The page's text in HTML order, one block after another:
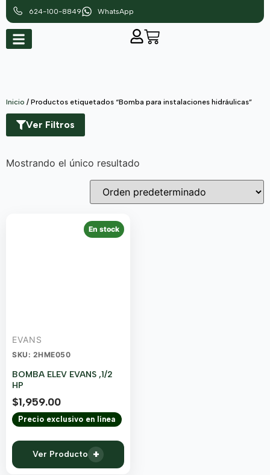
624-100-8849 WhatsApp
Inicio / Productos etiquetados “Bomba para instalaciones hidráulicas”
Ver Filtros
Mostrando el único resultado
En stock
EVANS
SKU: 2HME050
BOMBA ELEV EVANS ,1/2
HP
$1,959.00
Precio exclusivo en línea
Ver Producto +